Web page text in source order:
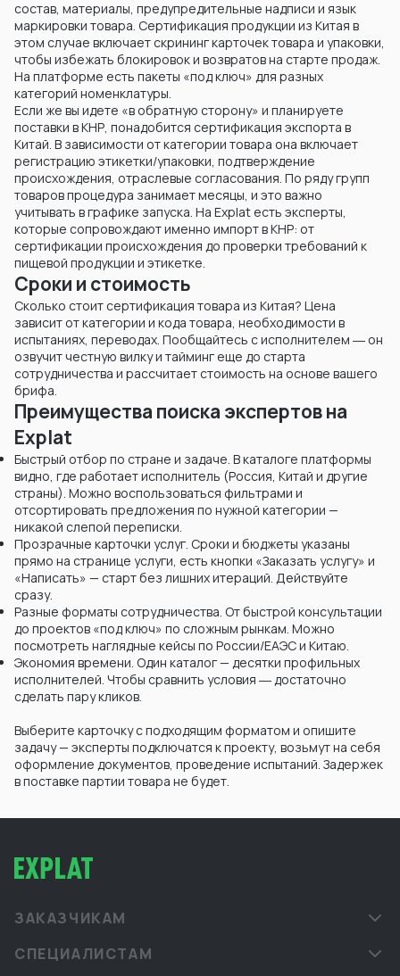
состав, материалы, предупредительные надписи и язык
маркировки товара. Сертификация продукции из Китая в
этом случае включает скрининг карточек товара и упаковки,
чтобы избежать блокировок и возвратов на старте продаж.
На платформе есть пакеты «под ключ» для разных
категорий номенклатуры.
Если же вы идете «в обратную сторону» и планируете
поставки в КНР, понадобится сертификация экспорта в
Китай. В зависимости от категории товара она включает
регистрацию этикетки/упаковки, подтверждение
происхождения, отраслевые согласования. По ряду групп
товаров процедура занимает месяцы, и это важно
учитывать в графике запуска. На Explat есть эксперты,
которые сопровождают именно импорт в КНР: от
сертификации происхождения до проверки требований к
пищевой продукции и этикетке.
Сроки и стоимость
Сколько стоит сертификация товара из Китая? Цена
зависит от категории и кода товара, необходимости в
испытаниях, переводах. Пообщайтесь с исполнителем ― он
озвучит честную вилку и тайминг еще до старта
сотрудничества и рассчитает стоимость на основе вашего
брифа.
Преимущества поиска экспертов на
Explat
Быстрый отбор по стране и задаче. В каталоге платформы
видно, где работает исполнитель (Россия, Китай и другие
страны). Можно воспользоваться фильтрами и
отсортировать предложения по нужной категории —
никакой слепой переписки.
Прозрачные карточки услуг. Сроки и бюджеты указаны
прямо на странице услуги, есть кнопки «Заказать услугу» и
«Написать» — старт без лишних итераций. Действуйте
сразу.
Разные форматы сотрудничества. От быстрой консультации
до проектов «под ключ» по сложным рынкам. Можно
посмотреть наглядные кейсы по России/ЕАЭС и Китаю.
Экономия времени. Один каталог — десятки профильных
исполнителей. Чтобы сравнить условия ― достаточно
сделать пару кликов.
Выберите карточку с подходящим форматом и опишите
задачу — эксперты подключатся к проекту, возьмут на себя
оформление документов, проведение испытаний. Задержек
в поставке партии товара не будет.
ЗАКАЗЧИКАМ
СПЕЦИАЛИСТАМ